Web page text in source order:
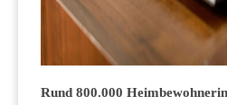
Rund 800.000